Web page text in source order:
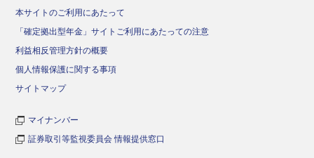
本サイトのご利用にあたって
「確定拠出型年金」サイトご利用にあたっての注意
利益相反管理方針の概要
個人情報保護に関する事項
サイトマップ
マイナンバー
証券取引等監視委員会 情報提供窓口